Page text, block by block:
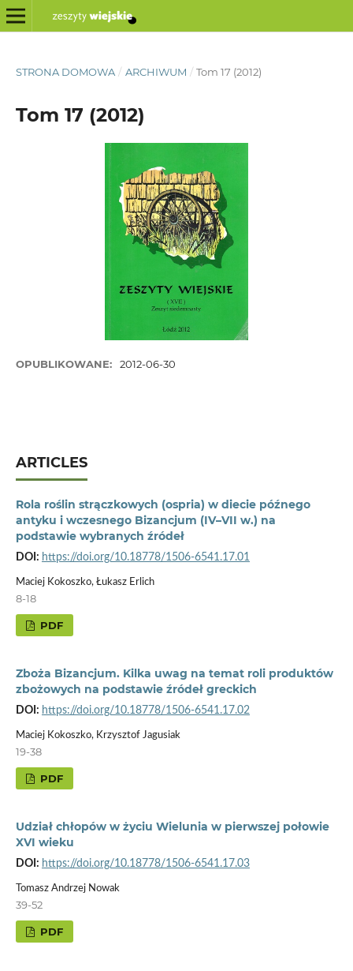
STRONA DOMOWA / ARCHIWUM / Tom 17 (2012)
Tom 17 (2012)
OPUBLIKOWANE: 2012-06-30
ARTICLES
Rola roślin strączkowych (ospria) w diecie późnego
antyku i wczesnego Bizancjum (IV–VII w.) na
podstawie wybranych źródeł
DOI: https://doi.org/10.18778/1506-6541.17.01
Maciej Kokoszko, Łukasz Erlich
8-18
PDF
Zboża Bizancjum. Kilka uwag na temat roli produktów
zbożowych na podstawie źródeł greckich
DOI: https://doi.org/10.18778/1506-6541.17.02
Maciej Kokoszko, Krzysztof Jagusiak
19-38
PDF
Udział chłopów w życiu Wielunia w pierwszej połowie
XVI wieku
DOI: https://doi.org/10.18778/1506-6541.17.03
Tomasz Andrzej Nowak
39-52
PDF